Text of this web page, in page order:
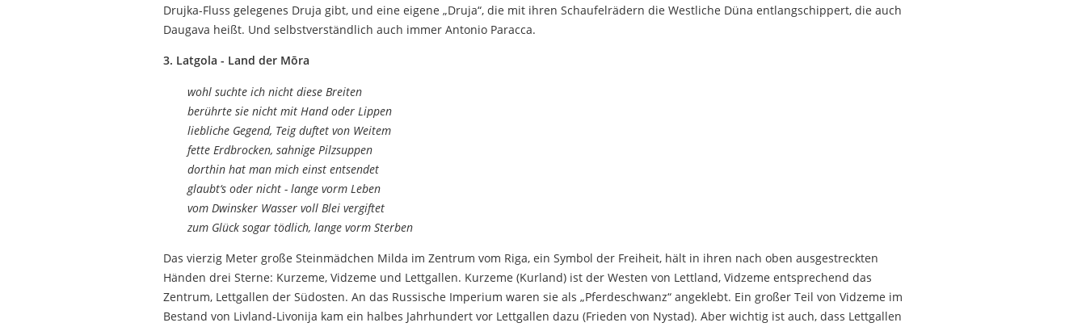
Drujka-Fluss gelegenes Druja gibt, und eine eigene „Druja“, die mit ihren Schaufelrädern die Westliche Düna entlangschippert, die auch
Daugava heißt. Und selbstverständlich auch immer Antonio Paracca.
3. Latgola - Land der Mōra
wohl suchte ich nicht diese Breiten
berührte sie nicht mit Hand oder Lippen
liebliche Gegend, Teig duftet von Weitem
fette Erdbrocken, sahnige Pilzsuppen
dorthin hat man mich einst entsendet
glaubt‘s oder nicht - lange vorm Leben
vom Dwinsker Wasser voll Blei vergiftet
zum Glück sogar tödlich, lange vorm Sterben
Das vierzig Meter große Steinmädchen Milda im Zentrum vom Riga, ein Symbol der Freiheit, hält in ihren nach oben ausgestreckten
Händen drei Sterne: Kurzeme, Vidzeme und Lettgallen. Kurzeme (Kurland) ist der Westen von Lettland, Vidzeme entsprechend das
Zentrum, Lettgallen der Südosten. An das Russische Imperium waren sie als „Pferdeschwanz“ angeklebt. Ein großer Teil von Vidzeme im
Bestand von Livland-Livonija kam ein halbes Jahrhundert vor Lettgallen dazu (Frieden von Nystad). Aber wichtig ist auch, dass Lettgallen